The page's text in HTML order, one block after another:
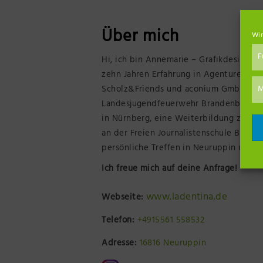
Über mich
Hi, ich bin Annemarie –
zehn Jahren Erfahrung in Agenturen
Scholz&Friends und aconium GmbH
Landesjugendfeuerwehr Brandenburg
in Nürnberg, eine Weiterbildung zur
an der Freien Journalistenschule
persönliche Treffen in Neuruppin und
Ich freue mich auf deine Anfrage!
Webseite: www.ladentina.de
Telefon: +4915561 558532
Adresse: 16816 Neuruppin